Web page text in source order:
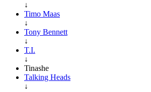
↓
Timo Maas
↓
Tony Bennett
↓
T.I.
↓
Tinashe
Talking Heads
↓